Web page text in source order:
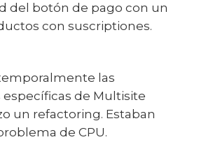
del botón de pago con un
con suscriptiones.
las
de Multisite
un refactoring. Estaban
de CPU.